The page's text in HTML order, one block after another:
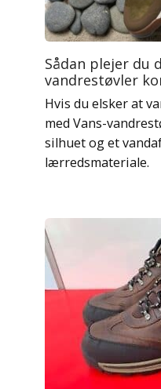
Sådan plejer du
vandrestøvler
Hvis du elsker at
med Vans-
silhuet og et
lærredsmateriale.